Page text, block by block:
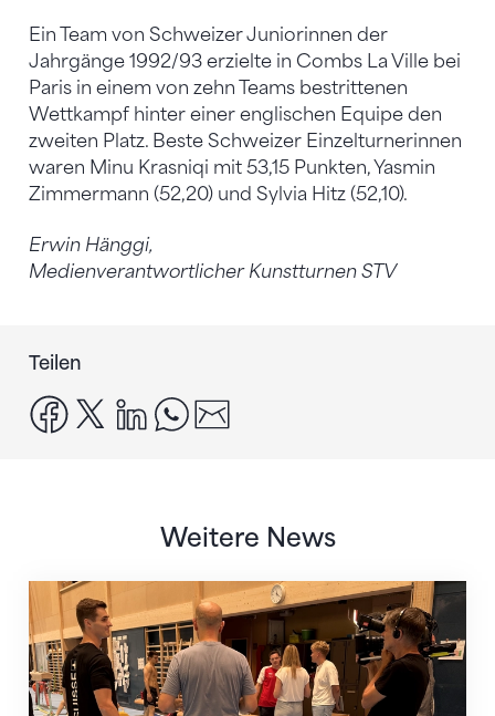
Ein Team von Schweizer Juniorinnen der
Jahrgänge 1992/93 erzielte in Combs La Ville bei
Paris in einem von zehn Teams bestrittenen
Wettkampf hinter einer englischen Equipe den
zweiten Platz. Beste Schweizer Einzelturnerinnen
waren Minu Krasniqi mit 53,15 Punkten, Yasmin
Zimmermann (52,20) und Sylvia Hitz (52,10).
Erwin Hänggi,
Medienverantwortlicher Kunstturnen STV
Teilen
facebook
x linkedinwhatsapp
Weitere News
Mit klaren Zielen nach Zagreb